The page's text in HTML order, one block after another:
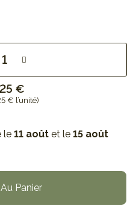
€
€ l’unité)
le 11 août et le 15 août
Panier